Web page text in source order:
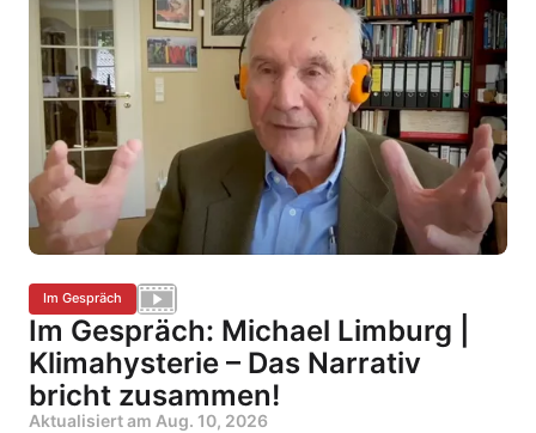
Im Gespräch
Im Gespräch: Michael Limburg |
Klimahysterie – Das Narrativ
bricht zusammen!
Aktualisiert am Aug. 10, 2026